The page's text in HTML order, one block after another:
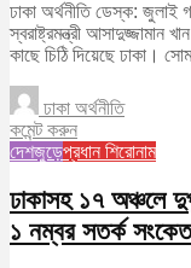
ঢাকা অর্থনীতি ডেস্ক: জুলাই
স্বরাষ্ট্রমন্ত্রী আসাদুজ্জামান
কাছে চিঠি দিয়েছে ঢাকা।
ঢাকা অর্থনীতি
কমেন্ট করুন
দেশজুড়েপ্রধান শিরোনাম
ঢাকাসহ ১৭ অঞ্চলে
১ নম্বর সতর্ক সংকেত